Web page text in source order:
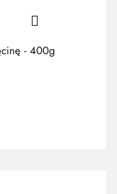
- 400g